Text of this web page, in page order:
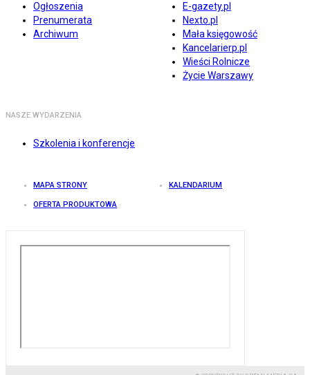
Ogłoszenia
Prenumerata
Archiwum
E-gazety.pl
Nexto.pl
Mała księgowość
Kancelarierp.pl
Wieści Rolnicze
Życie Warszawy
NASZE WYDARZENIA
Szkolenia i konferencje
MAPA STRONY KALENDARIUM
OFERTA PRODUKTOWA